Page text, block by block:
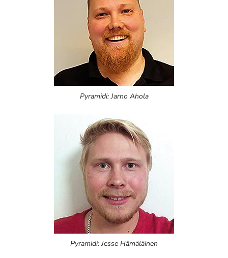
Pyramidi: Jarno Ahola
Pyramidi: Jesse Hämäläinen